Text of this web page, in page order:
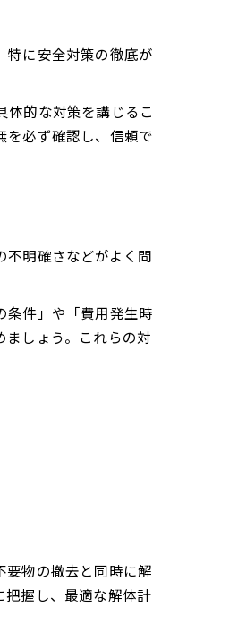
特に安全対策の徹底が
的な対策を講じるこ
を必ず確認し、信頼で
明確さなどがよく問
条件」や「費用発生時
しょう。これらの対
物の撤去と同時に解
握し、最適な解体計